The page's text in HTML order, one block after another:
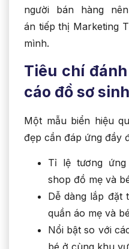
người bán hàng
án tiếp thị Marketing
mình.
Tiêu chí
cáo đồ sơ
Một mẫu biển hiệu
đẹp cần đáp ứng đầy
Tỉ lệ tương
shop đồ mẹ và
Dễ dàng lắp đặt
quần áo mẹ và bé
Nổi bật so với
bé ở cùng khu